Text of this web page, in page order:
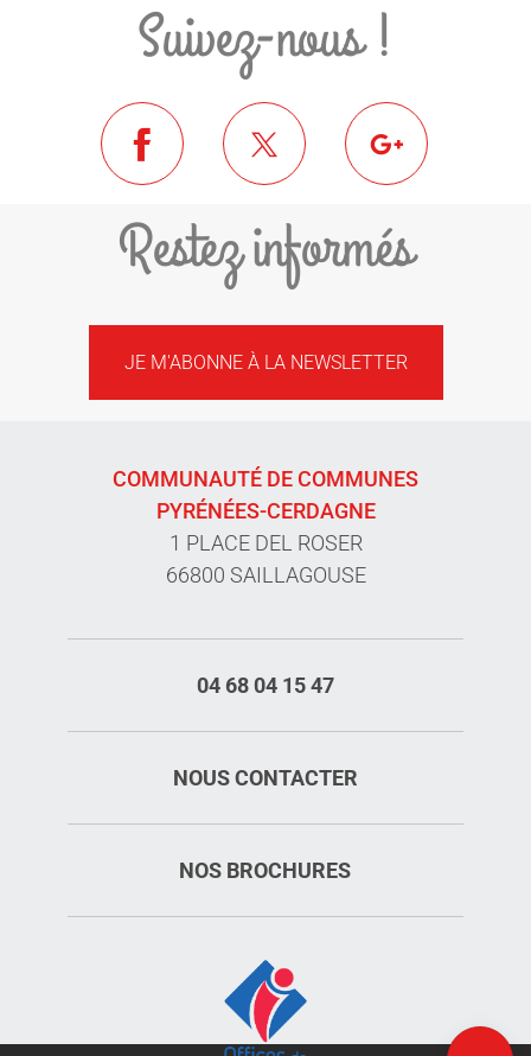
Carte
Suivez-nous !
Restez informés
JE M'ABONNE À LA NEWSLETTER
COMMUNAUTÉ DE COMMUNES
PYRÉNÉES-CERDAGNE
1 PLACE DEL ROSER
66800 SAILLAGOUSE
04 68 04 15 47
NOUS CONTACTER
NOS BROCHURES